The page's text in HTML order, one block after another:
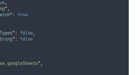
,
" ,
" : true
" : false,
" : false
" ,